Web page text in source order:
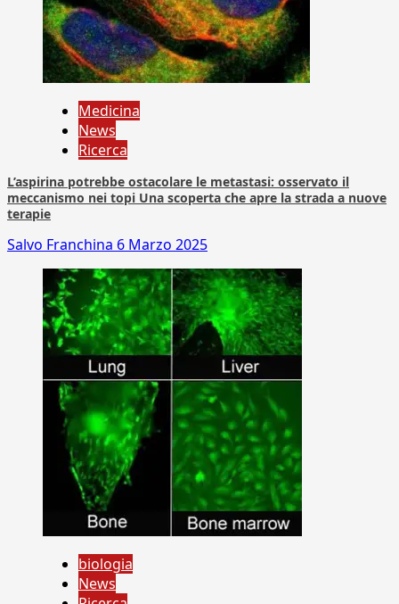
Medicina
News
Ricerca
L’aspirina potrebbe ostacolare le metastasi: osservato il
meccanismo nei topi Una scoperta che apre la strada a nuove
terapie
Salvo Franchina 6 Marzo 2025
biologia
News